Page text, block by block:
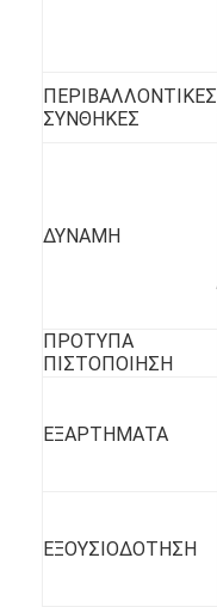
ΠΕΡΙΒΑΛΛΟΝΤΙΚΕΣ
ΣΥΝΘΗΚΕΣ
ΔΥΝΑΜΗ
ΠΡΟΤΥΠΑ
ΠΙΣΤΟΠΟΙΗΣΗ
ΕΞΑΡΤΗΜΑΤΑ
ΕΞΟΥΣΙΟΔΟΤΗΣΗ